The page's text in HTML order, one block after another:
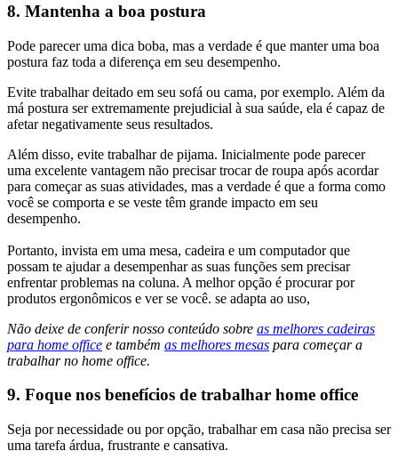
8. Mantenha a boa postura
Pode parecer uma dica boba, mas a verdade é que manter uma boa
postura faz toda a diferença em seu desempenho.
Evite trabalhar deitado em seu sofá ou cama, por exemplo. Além da
má postura ser extremamente prejudicial à sua saúde, ela é capaz de
afetar negativamente seus resultados.
Além disso, evite trabalhar de pijama. Inicialmente pode parecer
uma excelente vantagem não precisar trocar de roupa após acordar
para começar as suas atividades, mas a verdade é que a forma como
você se comporta e se veste têm grande impacto em seu
desempenho.
Portanto, invista em uma mesa, cadeira e um computador que
possam te ajudar a desempenhar as suas funções sem precisar
enfrentar problemas na coluna. A melhor opção é procurar por
produtos ergonômicos e ver se você. se adapta ao uso,
Não deixe de conferir nosso conteúdo sobre as melhores cadeiras
para home office e também as melhores mesas para começar a
trabalhar no home office.
9. Foque nos benefícios de trabalhar home office
Seja por necessidade ou por opção, trabalhar em casa não precisa ser
uma tarefa árdua, frustrante e cansativa.